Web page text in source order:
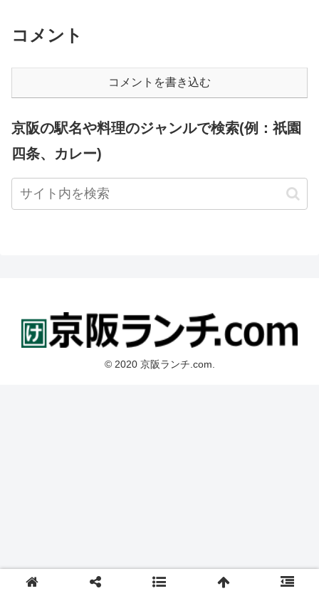
コメント
コメントを書き込む
京阪の駅名や料理のジャンルで検索(例：祇園
四条、カレー)
© 2020 京阪ランチ.com.